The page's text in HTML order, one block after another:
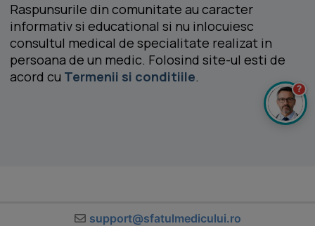
Raspunsurile din comunitate au caracter
informativ si educational si nu inlocuiesc
consultul medical de specialitate realizat in
persoana de un medic. Folosind site-ul esti de
acord cu Termenii si conditiile.
support@sfatulmedicului.ro
?